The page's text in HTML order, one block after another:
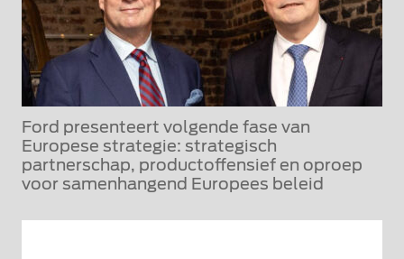
Ford presenteert volgende fase van
Europese strategie: strategisch
partnerschap, productoffensief en oproep
voor samenhangend Europees beleid